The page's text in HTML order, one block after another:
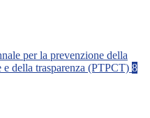
per la prevenzione della
e della trasparenza (PTPCT) 8